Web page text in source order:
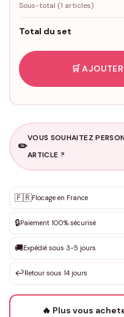
Sous-total (1 articles)
Total du set
🛒
✏️
VOUS SOUHAITEZ
ARTICLE ?
✨ Personnalisation sur
DEVIS GRATUIT ·
Que souhaitez-vous ?*
Votre texte / idée*
🇫🇷Flocage en France
🔒Paiement 100% sécurisé
🚚Expédié sous 3-5 jours
↩️Retour sous 14 jours
🔥 Plus vous